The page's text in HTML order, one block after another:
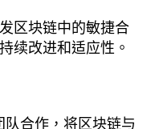
区块链中的敏捷合
续改进和适应性。
合作，将区块链与